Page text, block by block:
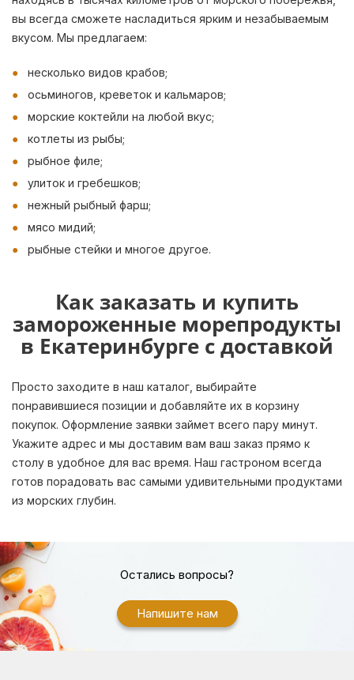
вы всегда сможете насладиться ярким и незабываемым
вкусом. Мы предлагаем:
несколько видов крабов;
осьминогов, креветок и кальмаров;
морские коктейли на любой вкус;
котлеты из рыбы;
рыбное филе;
улиток и гребешков;
нежный рыбный фарш;
мясо мидий;
рыбные стейки и многое другое.
Как заказать и купить
замороженные морепродукты
в Екатеринбурге с доставкой
Просто заходите в наш каталог, выбирайте
понравившиеся позиции и добавляйте их в корзину
покупок. Оформление заявки займет всего пару минут.
Укажите адрес и мы доставим вам ваш заказ прямо к
столу в удобное для вас время. Наш гастроном всегда
готов порадовать вас самыми удивительными продуктами
из морских глубин.
Остались вопросы?
Напишите нам